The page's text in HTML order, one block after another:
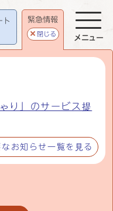
ト
緊急情報
閉じる
り」のサービス提
なお知らせ一覧を見る
メニュー